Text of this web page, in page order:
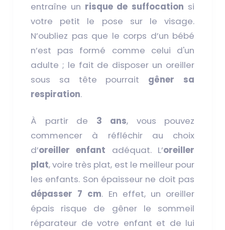
entraîne un risque de suffocation si
votre petit le pose sur le visage.
N’oubliez pas que le corps d’un bébé
n’est pas formé comme celui d'un
adulte ; le fait de disposer un oreiller
sous sa tête pourrait gêner sa
respiration.
À partir de 3 ans, vous pouvez
commencer à réfléchir au choix
d’oreiller enfant adéquat. L’oreiller
plat, voire très plat, est le meilleur pour
les enfants. Son épaisseur ne doit pas
dépasser 7 cm. En effet, un oreiller
épais risque de gêner le sommeil
réparateur de votre enfant et de lui